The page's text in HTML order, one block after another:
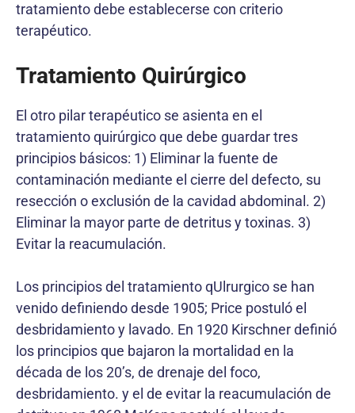
tratamiento debe establecerse con criterio
terapéutico.
Tratamiento Quirúrgico
El otro pilar terapéutico se asienta en el
tratamiento quirúrgico que debe guardar tres
principios básicos: 1) Eliminar la fuente de
contaminación mediante el cierre del defecto, su
resección o exclusión de la cavidad abdominal. 2)
Eliminar la mayor parte de detritus y toxinas. 3)
Evitar la reacumulación.
Los principios del tratamiento qUlrurgico se han
venido definiendo desde 1905; Price postuló el
desbridamiento y lavado. En 1920 Kirschner definió
los principios que bajaron la mortalidad en la
década de los 20’s, de drenaje del foco,
desbridamiento. y el de evitar la reacumulación de